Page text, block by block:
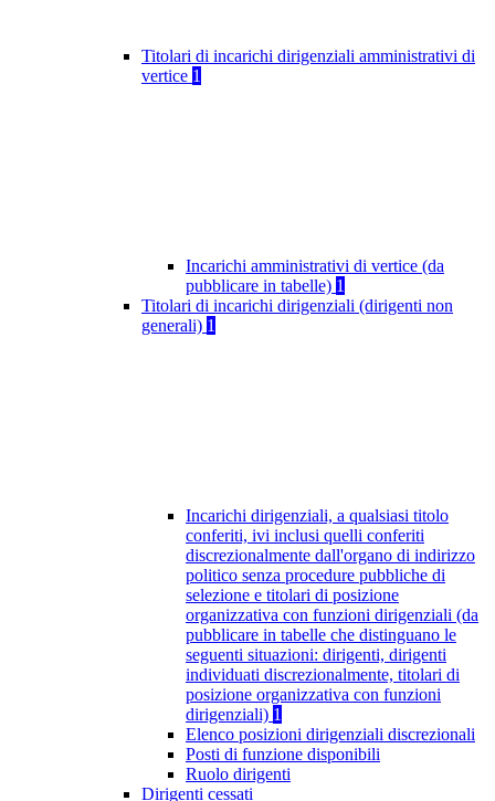
Titolari di incarichi dirigenziali amministrativi di
vertice 1
Incarichi amministrativi di vertice (da
pubblicare in tabelle) 1
Titolari di incarichi dirigenziali (dirigenti non
generali) 1
Incarichi dirigenziali, a qualsiasi titolo
conferiti, ivi inclusi quelli conferiti
discrezionalmente dall'organo di indirizzo
politico senza procedure pubbliche di
selezione e titolari di posizione
organizzativa con funzioni dirigenziali (da
pubblicare in tabelle che distinguano le
seguenti situazioni: dirigenti, dirigenti
individuati discrezionalmente, titolari di
posizione organizzativa con funzioni
dirigenziali) 1
Elenco posizioni dirigenziali discrezionali
Posti di funzione disponibili
Ruolo dirigenti
Dirigenti cessati